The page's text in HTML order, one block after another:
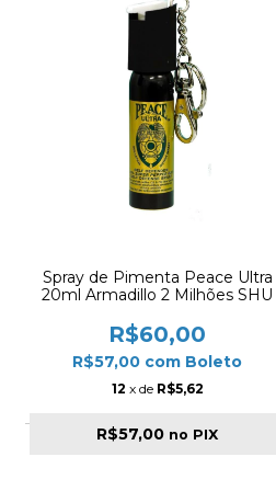
Spray de Pimenta Peace Ultra
20ml Armadillo 2 Milhões SHU
R$60,00
R$57,00 com Boleto
12 x de R$5,62
R$57,00 no PIX